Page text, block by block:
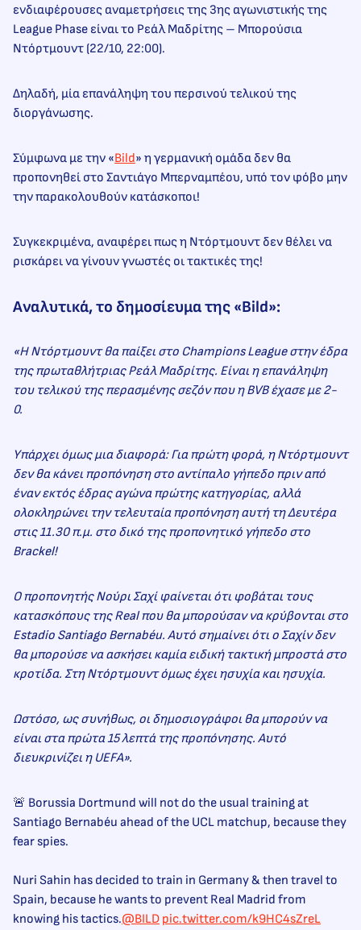
ενδιαφέρουσες αναμετρήσεις της 3ης αγωνιστικής της
League Phase είναι το Ρεάλ Μαδρίτης – Μπορούσια
Ντόρτμουντ (22/10, 22:00).
Δηλαδή, μία επανάληψη του περσινού τελικού της
διοργάνωσης.
Σύμφωνα με την «Bild» η γερμανική ομάδα δεν θα
προπονηθεί στο Σαντιάγο Μπερναμπέου, υπό τον φόβο μην
την παρακολουθούν κατάσκοποι!
Συγκεκριμένα, αναφέρει πως η Ντόρτμουντ δεν θέλει να
ρισκάρει να γίνουν γνωστές οι τακτικές της!
Αναλυτικά, το δημοσίευμα της «Bild»:
«Η Ντόρτμουντ θα παίξει στο Champions League στην έδρα
της πρωταθλήτριας Ρεάλ Μαδρίτης. Είναι η επανάληψη
του τελικού της περασμένης σεζόν που η BVB έχασε με 2-
0.
Υπάρχει όμως μια διαφορά: Για πρώτη φορά, η Ντόρτμουντ
δεν θα κάνει προπόνηση στο αντίπαλο γήπεδο πριν από
έναν εκτός έδρας αγώνα πρώτης κατηγορίας, αλλά
ολοκληρώνει την τελευταία προπόνηση αυτή τη Δευτέρα
στις 11.30 π.μ. στο δικό της προπονητικό γήπεδο στο
Brackel!
Ο προπονητής Νούρι Σαχί φαίνεται ότι φοβάται τους
κατασκόπους της Real που θα μπορούσαν να κρύβονται στο
Estadio Santiago Bernabéu. Αυτό σημαίνει ότι ο Σαχίν δεν
θα μπορούσε να ασκήσει καμία ειδική τακτική μπροστά στο
κροτίδα. Στη Ντόρτμουντ όμως έχει ησυχία και ησυχία.
Ωστόσο, ως συνήθως, οι δημοσιογράφοι θα μπορούν να
είναι στα πρώτα 15 λεπτά της προπόνησης. Αυτό
διευκρινίζει η UEFA».
🚨 Borussia Dortmund will not do the usual training at
Santiago Bernabéu ahead of the UCL matchup, because they
fear spies.
Nuri Sahin has decided to train in Germany & then travel to
Spain, because he wants to prevent Real Madrid from
knowing his tactics.@BILD pic.twitter.com/k9HC4sZreL